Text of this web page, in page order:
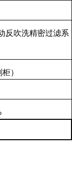
反吹洗精密过滤系
）